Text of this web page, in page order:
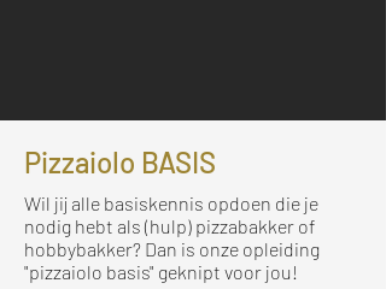
Pizzaiolo BASIS
Wil jij alle basiskennis opdoen die je
nodig hebt als (hulp) pizzabakker of
hobbybakker? Dan is onze opleiding
"pizzaiolo basis" geknipt voor jou!